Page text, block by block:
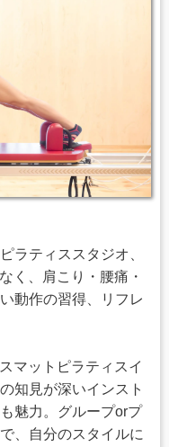
ラティススタジオ、
く、肩こり・腰痛・
動作の習得、リフレ
マットピラティスイ
知見が深いインスト
魅力。グループorプ
、自分のスタイルに